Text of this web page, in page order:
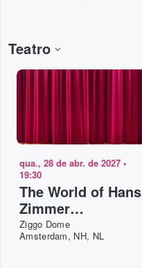
Teatro
qua., 28 de abr. de 2027 •
19:30
The World of Hans
Zimmer
Amsterdam
Ziggo Dome
Amsterdam, NH, NL